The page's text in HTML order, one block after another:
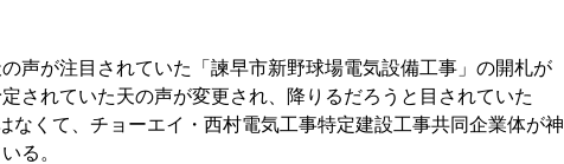
が注目されていた「諫早市新野球場電気設備工事」の開札が
されていた天の声が変更され、降りるだろうと目されていた
なくて、チョーエイ・西村電気工事特定建設工事共同企業体が神
る。